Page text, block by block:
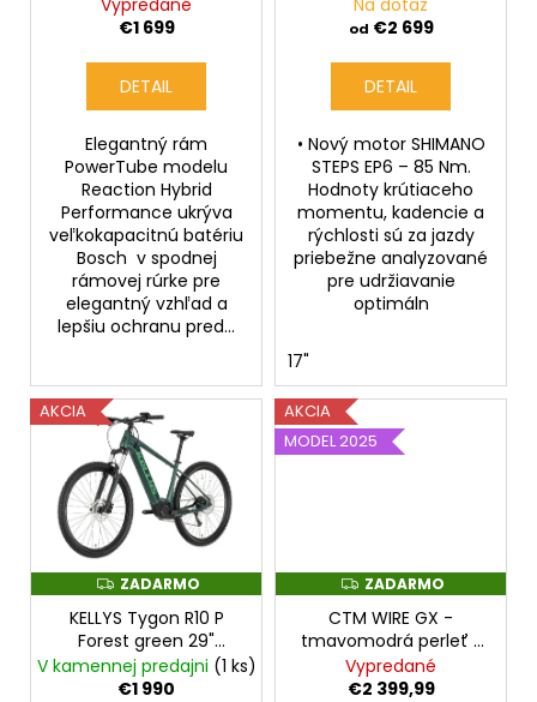
M
O€1 699
DETAIL
Elegantný rám
PowerTube modelu
Reaction Hybrid
Performance ukrýva
veľkokapacitnú batériu
Bosch v spodnej
rámovej rúrke pre
elegantný vzhľad a
lepšiu ochranu pred...
od €2 699
DETAIL
• Nový motor SHIMANO
STEPS EP6 – 85 Nm.
Hodnoty krútiaceho
momentu, kadencie a
rýchlosti sú za jazdy
priebežne analyzované
pre udržiavanie
optimáln
17"
AKCIA
Z
A
D
A
R
M
O
ZADARMO
KELLYS Tygon R10 P
Forest green 29"
725Wh
V kamennej predajni (1 ks)
€1 990
AKCIA
MODEL 2025
Z
A
D
R
M
O
ZADARMO
CTM WIRE GX -
tmavomodrá perleť /
strieborná
Vypredané
€2 399,99